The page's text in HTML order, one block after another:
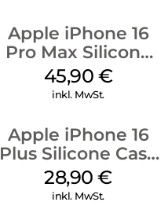
Apple iPhone 16
Pro Max Silicone
Case MagSafe
Ultramarine
45,90 €
inkl. MwSt.
Apple iPhone 16
Plus Silicone Case
MagSafe Black
28,90€
inkl. MwSt.